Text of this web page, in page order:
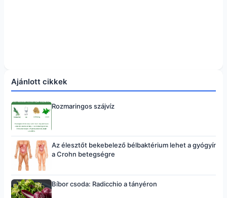
Ajánlott cikkek
Rozmaringos szájvíz
Az élesztőt bekebelező bélbaktérium lehet a gyógyír
a Crohn betegségre
Bíbor csoda: Radicchio a tányéron